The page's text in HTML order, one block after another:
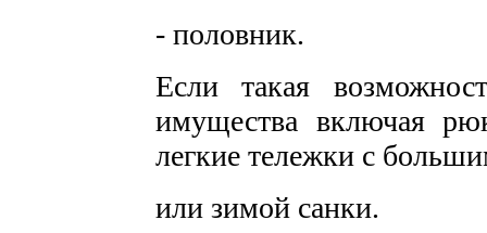
- половник.
Если такая
имущества включая
легкие тележки с
или зимой санки.